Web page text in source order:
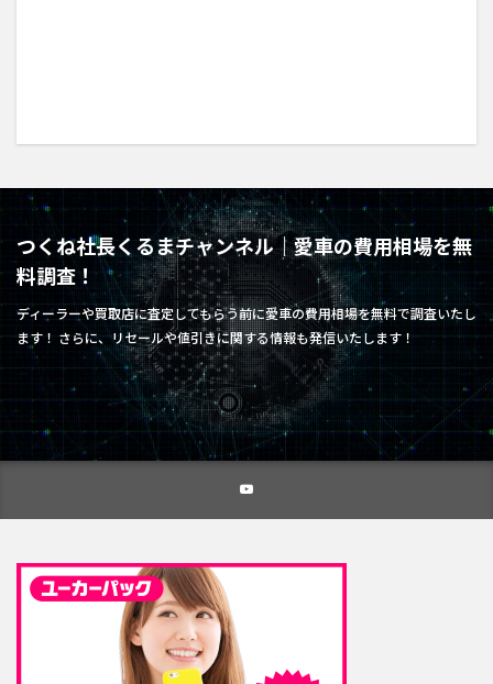
つくね社長くるまチャンネル｜愛車の費用相場を無
料調査！
ディーラーや買取店に査定してもらう前に愛車の費用相場を無料で調査いたし
ます！ さらに、リセールや値引きに関する情報も発信いたします！